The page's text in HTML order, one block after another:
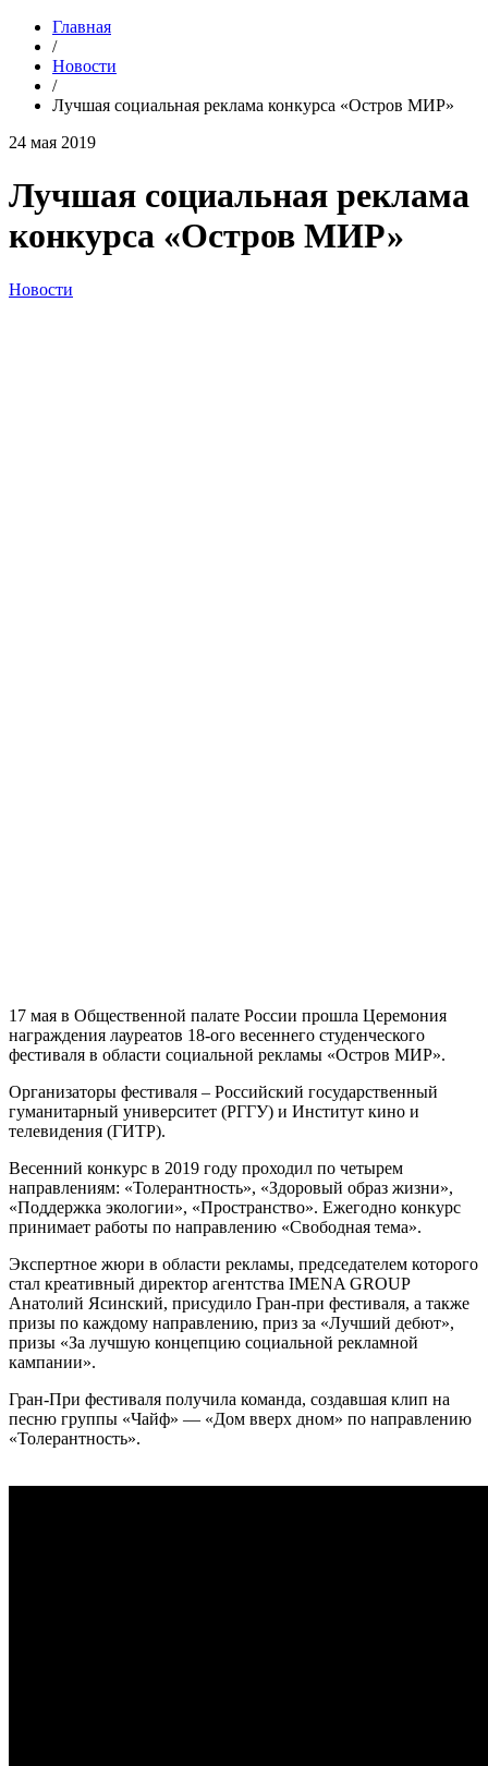
Главная
/
Новости
/
Лучшая социальная реклама конкурса «Остров МИР»
24 мая 2019
Лучшая социальная реклама
конкурса «Остров МИР»
Новости
17 мая в Общественной палате России прошла Церемония
награждения лауреатов 18-ого весеннего студенческого
фестиваля в области социальной рекламы «Остров МИР».
Организаторы фестиваля – Российский государственный
гуманитарный университет (РГГУ) и Институт кино и
телевидения (ГИТР).
Весенний конкурс в 2019 году проходил по четырем
направлениям: «Толерантность», «Здоровый образ жизни»,
«Поддержка экологии», «Пространство». Ежегодно конкурс
принимает работы по направлению «Свободная тема».
Экспертное жюри в области рекламы, председателем которого
стал креативный директор агентства IMENA GROUP
Анатолий Ясинский, присудило Гран-при фестиваля, а также
призы по каждому направлению, приз за «Лучший дебют»,
призы «За лучшую концепцию социальной рекламной
кампании».
Гран-При фестиваля получила команда, создавшая клип на
песню группы «Чайф» — «Дом вверх дном» по направлению
«Толерантность».